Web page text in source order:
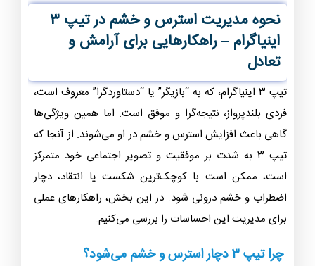
نحوه مدیریت استرس و خشم در تیپ ۳
اینیاگرام – راهکارهایی برای آرامش و
تعادل
تیپ ۳ اینیاگرام، که به “بازیگر” یا “دستاوردگرا” معروف است،
فردی بلندپرواز، نتیجه‌گرا و موفق است. اما همین ویژگی‌ها
گاهی باعث افزایش استرس و خشم در او می‌شوند. از آنجا که
تیپ ۳ به شدت بر موفقیت و تصویر اجتماعی خود متمرکز
است، ممکن است با کوچک‌ترین شکست یا انتقاد، دچار
اضطراب و خشم درونی شود. در این بخش، راهکارهای عملی
برای مدیریت این احساسات را بررسی می‌کنیم.
چرا تیپ ۳ دچار استرس و خشم می‌شود؟